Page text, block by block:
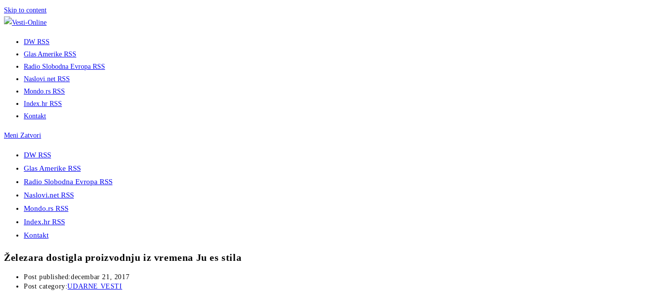
Skip to content
DW RSS
Glas Amerike RSS
Radio Slobodna Evropa RSS
Naslovi.net RSS
Mondo.rs RSS
Index.hr RSS
Kontakt
Meni Zatvori
DW RSS
Glas Amerike RSS
Radio Slobodna Evropa RSS
Naslovi.net RSS
Mondo.rs RSS
Index.hr RSS
Kontakt
Železara dostigla proizvodnju iz vremena Ju es stila
Post published:decembar 21, 2017
Post category:UDARNE VESTI